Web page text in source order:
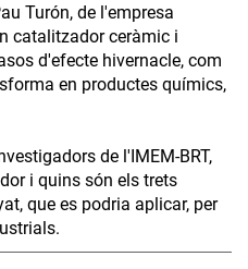
Turón, de l'empresa
catalitzador ceràmic i
d'efecte hivernacle, com
en productes químics,
de l'IMEM-BRT,
i quins són els trets
que es podria aplicar, per